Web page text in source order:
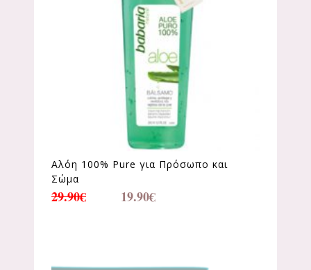
Αλόη 100% Pure για Πρόσωπο και
Σώμα
29.90€ 19.90€